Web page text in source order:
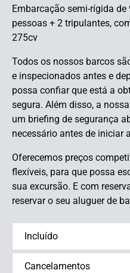
Embarcação semi-rígida
pessoas + 2 tripulantes,
275cv
Todos os nossos barcos
e inspecionados antes e
possa confiar que está a
segura. Além disso, a
um briefing de segurança
necessário antes de iniciar
Oferecemos preços
flexíveis, para que possa
sua excursão. E com
reservar o seu aluguer de
Incluído
Cancelamentos